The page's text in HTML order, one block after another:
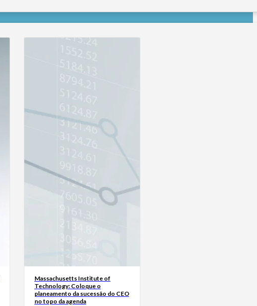
Massachusetts Institute of
Technology: Coloque o
planeamento da sucessão do CEO
no topo da agenda